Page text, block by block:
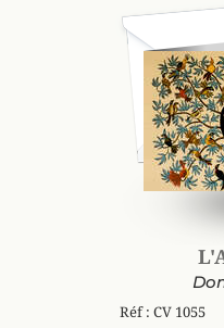
Réf : CV 1055